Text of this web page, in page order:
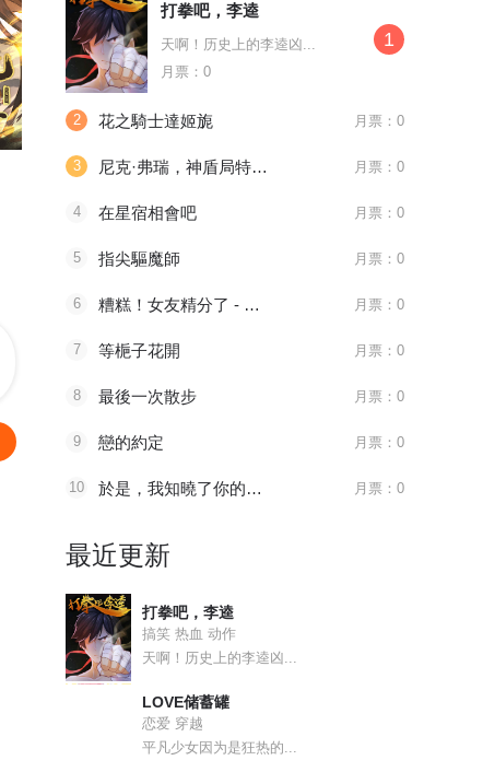
096 太子血亲
天官赐福 全职法师
打拳吧，李逵
天啊！历史上的李逵凶...
月票：0
1
2 花之騎士達姬旎 月票：0
3 尼克·弗瑞，神盾局特工v1 月票：0
4 在星宿相會吧 月票：0
5 指尖驅魔師 月票：0
6 糟糕！女友精分了 - 仙娛文化 月票：0
7 等梔子花開 月票：0
8 最後一次散步 月票：0
9 戀的約定 月票：0
10 於是，我知曉了你的季節 月票：0
最近更新
打拳吧，李逵
搞笑 热血 动作
天啊！历史上的李逵凶...
LOVE储蓄罐
恋爱 穿越
平凡少女因为是狂热的...